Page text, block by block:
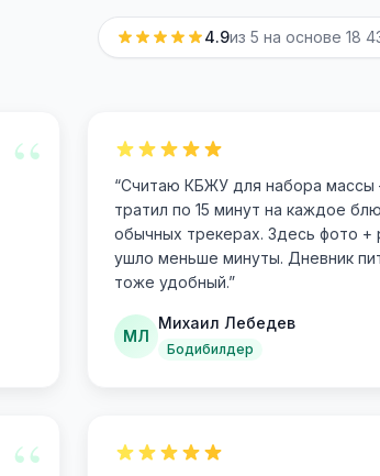
4.9из 5 на основе 18
“ “Считаю КБЖУ для набора
тратил по 15 минут на каждое
обычных трекерах. Здесь фото +
ушло меньше минуты. Дневник
тоже удобный.”
МЛ
Михаил Лебедев
Бодибилдер